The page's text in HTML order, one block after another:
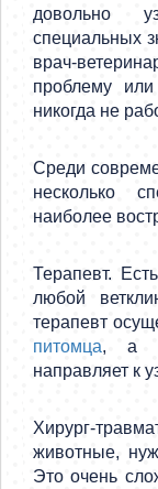
довольно
специальных
врач-
проблему
никогда не
Среди
несколько
наиболее
Терапевт.
любой
терапевт
питомца, а
направляет к
Хирург-
животные,
Это очень